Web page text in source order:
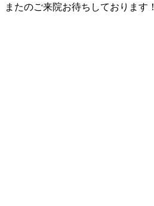
またのご来院お待ちしております！